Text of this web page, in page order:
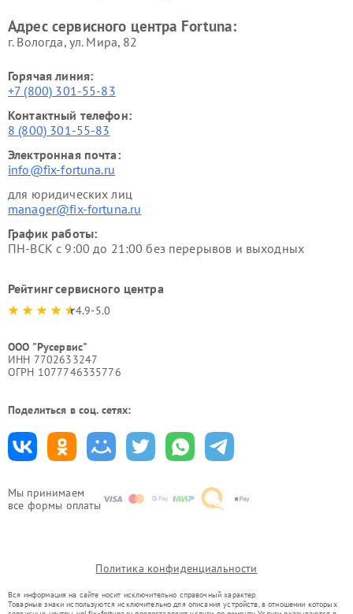
Мы принимаем
все формы оплаты
Адрес сервисного центра Fortuna:
г. Вологда, ул. Мира, 82
Горячая линия:
+7 (800) 301-55-83
Контактный телефон:
8 (800) 301-55-83
Электронная почта:
info@fix-fortuna.ru
для юридических лиц
manager@fix-fortuna.ru
График работы:
ПН-ВСК с 9:00 до 21:00 без перерывов и выходных
Рейтинг сервисного центра
4.9-5.0
ООО "Русервис"
ИНН 7702633247
ОГРН 1077746335776
Поделиться в соц. сетях:
Политика конфиденциальности
Вся информация на сайте носит исключительно справочный характер.
Товарные знаки используются исключительно для описания устройств, в отношении которых